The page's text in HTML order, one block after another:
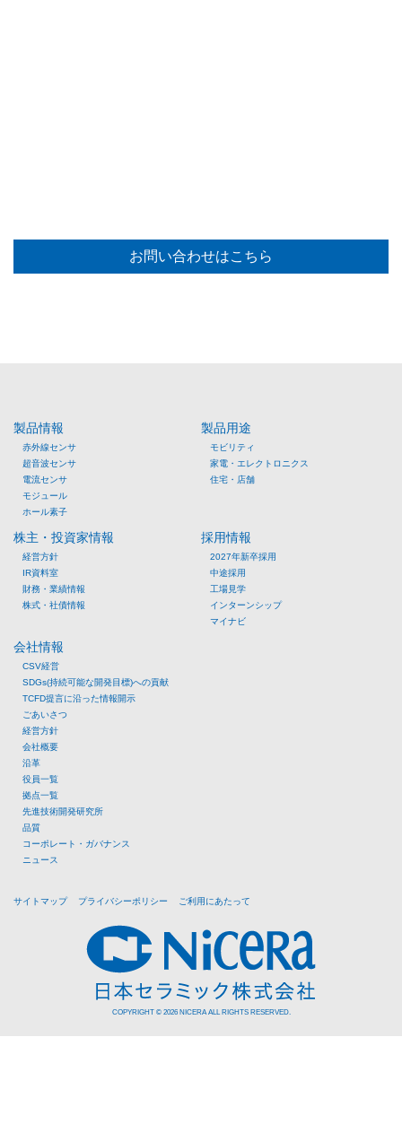
お問い合わせはこちら
製品情報
赤外線センサ
超音波センサ
電流センサ
モジュール
ホール素子
製品用途
モビリティ
家電・エレクトロニクス
住宅・店舗
株主・投資家情報
経営方針
IR資料室
財務・業績情報
株式・社債情報
採用情報
2027年新卒採用
中途採用
工場見学
インターンシップ
マイナビ
会社情報
CSV経営
SDGs(持続可能な開発目標)への貢献
TCFD提言に沿った情報開示
ごあいさつ
経営方針
会社概要
沿革
役員一覧
拠点一覧
先進技術開発研究所
品質
コーポレート・ガバナンス
ニュース
サイトマップ プライバシーポリシー ご利用にあたって
COPYRIGHT © 2026 NICERA ALL RIGHTS RESERVED.